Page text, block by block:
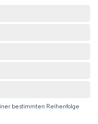
bestimmten Reihenfolge